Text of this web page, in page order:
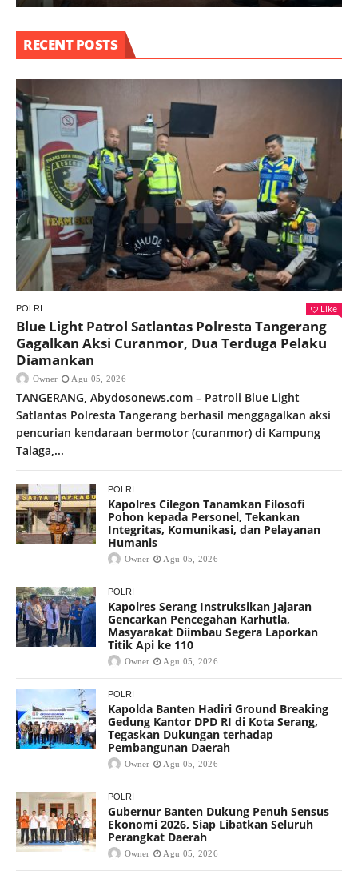
RECENT POSTS
POLRI Like
Blue Light Patrol Satlantas Polresta Tangerang
Gagalkan Aksi Curanmor, Dua Terduga Pelaku
Diamankan
Owner Agu 05, 2026
TANGERANG, Abydosonews.com – Patroli Blue Light
Satlantas Polresta Tangerang berhasil menggagalkan aksi
pencurian kendaraan bermotor (curanmor) di Kampung
Talaga,...
POLRI
Kapolres Cilegon Tanamkan Filosofi
Pohon kepada Personel, Tekankan
Integritas, Komunikasi, dan Pelayanan
Humanis
Owner Agu 05, 2026
POLRI
Kapolres Serang Instruksikan Jajaran
Gencarkan Pencegahan Karhutla,
Masyarakat Diimbau Segera Laporkan
Titik Api ke 110
Owner Agu 05, 2026
POLRI
Kapolda Banten Hadiri Ground Breaking
Gedung Kantor DPD RI di Kota Serang,
Tegaskan Dukungan terhadap
Pembangunan Daerah
Owner Agu 05, 2026
POLRI
Gubernur Banten Dukung Penuh Sensus
Ekonomi 2026, Siap Libatkan Seluruh
Perangkat Daerah
Owner Agu 05, 2026